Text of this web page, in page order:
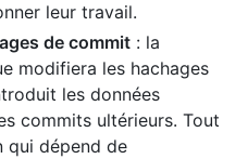
leur travail.
de commit : la
modifiera les hachages
les données
commits ultérieurs. Tout
qui dépend de